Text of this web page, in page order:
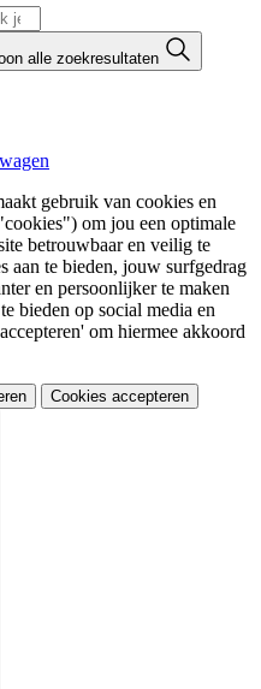
alle zoekresultaten
gebruik van cookies en
om jou een optimale
betrouwbaar en veilig te
aan te bieden, jouw surfgedrag
en persoonlijker te maken
bieden op social media en
om hiermee akkoord
Cookies accepteren